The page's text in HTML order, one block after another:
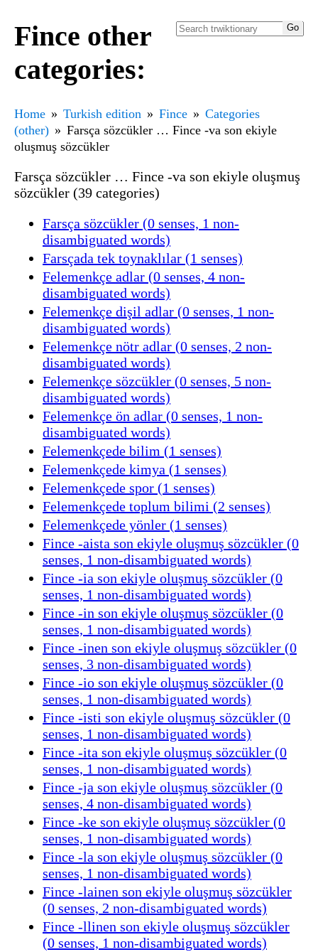
Fince other
categories:
Home Turkish edition Fince
Categories
(other)
Farsça sözcükler … Fince -va son ekiyle
oluşmuş sözcükler
Farsça sözcükler … Fince -va son ekiyle oluşmuş
sözcükler (39 categories)
Farsça sözcükler (0 senses, 1 non-
disambiguated words)
Farsçada tek toynaklılar (1 senses)
Felemenkçe adlar (0 senses, 4 non-
disambiguated words)
Felemenkçe dişil adlar (0 senses, 1 non-
disambiguated words)
Felemenkçe nötr adlar (0 senses, 2 non-
disambiguated words)
Felemenkçe sözcükler (0 senses, 5 non-
disambiguated words)
Felemenkçe ön adlar (0 senses, 1 non-
disambiguated words)
Felemenkçede bilim (1 senses)
Felemenkçede kimya (1 senses)
Felemenkçede spor (1 senses)
Felemenkçede toplum bilimi (2 senses)
Felemenkçede yönler (1 senses)
Fince -aista son ekiyle oluşmuş sözcükler (0
senses, 1 non-disambiguated words)
Fince -ia son ekiyle oluşmuş sözcükler (0
senses, 1 non-disambiguated words)
Fince -in son ekiyle oluşmuş sözcükler (0
senses, 1 non-disambiguated words)
Fince -inen son ekiyle oluşmuş sözcükler (0
senses, 3 non-disambiguated words)
Fince -io son ekiyle oluşmuş sözcükler (0
senses, 1 non-disambiguated words)
Fince -isti son ekiyle oluşmuş sözcükler (0
senses, 1 non-disambiguated words)
Fince -ita son ekiyle oluşmuş sözcükler (0
senses, 1 non-disambiguated words)
Fince -ja son ekiyle oluşmuş sözcükler (0
senses, 4 non-disambiguated words)
Fince -ke son ekiyle oluşmuş sözcükler (0
senses, 1 non-disambiguated words)
Fince -la son ekiyle oluşmuş sözcükler (0
senses, 1 non-disambiguated words)
Fince -lainen son ekiyle oluşmuş sözcükler
(0 senses, 2 non-disambiguated words)
Fince -llinen son ekiyle oluşmuş sözcükler
(0 senses, 1 non-disambiguated words)